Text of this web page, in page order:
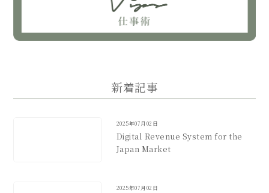
新着記事
2025年07月02日
Digital Revenue System for the
Japan Market
2025年07月02日